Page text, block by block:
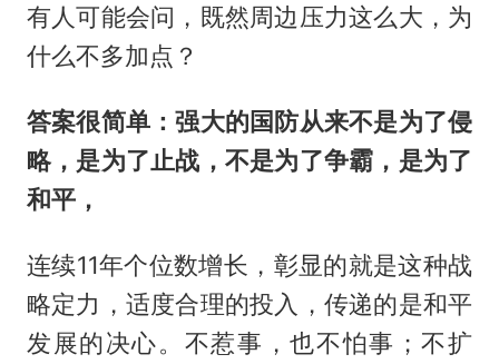
有人可能会问，既然周边压力这么大，为
什么不多加点？
答案很简单：强大的国防从来不是为了侵
略，是为了止战，不是为了争霸，是为了
和平，
连续11年个位数增长，彰显的就是这种战
略定力，适度合理的投入，传递的是和平
发展的决心。不惹事，也不怕事；不扩